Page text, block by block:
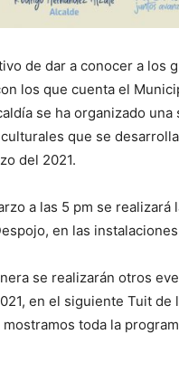
de dar a conocer a los
los que cuenta el
se ha organizado una
que se
del 2021.
a las 5 pm se realizará
en las
se realizarán otros
en el siguiente Tuit de
toda la